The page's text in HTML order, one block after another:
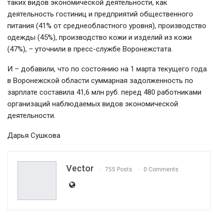
таких видов экономической деятельности, как
деятельность гостиниц и предприятий общественного
питания (41% от среднеобластного уровня), производство
одежды (45%), производство кожи и изделий из кожи
(47%), – уточнили в пресс-службе Воронежстата.
И – добавили, что по состоянию на 1 марта текущего года
в Воронежской области суммарная задолженность по
зарплате составила 41,6 млн руб. перед 480 работниками
организаций наблюдаемых видов экономической
деятельности.
Дарья Сушкова
Vector 755 Posts 0 Comments